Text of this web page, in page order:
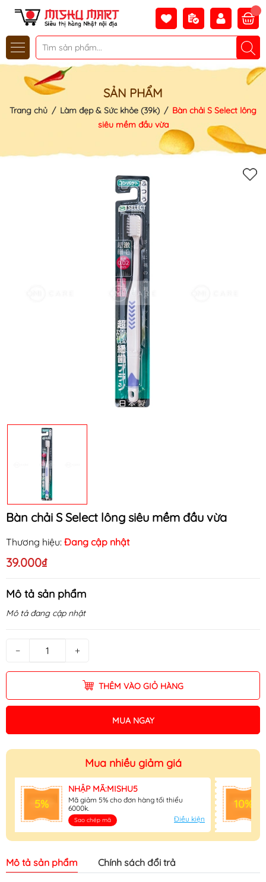
SẢN PHẨM
Trang chủ / Làm đẹp & Sức khỏe (39k) / Bàn chải S Select lông
siêu mềm đầu vừa
Bàn chải S Select lông siêu mềm đầu vừa
Thương hiệu: Đang cập nhật
39.000₫
Mô tả sản phẩm
Mô tả đang cập nhật
− +
THÊM VÀO GIỎ HÀNG
MUA NGAY
Mua nhiều giảm giá
5%
NHẬP MÃ:MISHU5
Mã giảm 5% cho đơn hàng tối thiểu
6000k.
Sao chép mã Điều kiện
10%
Mô tả sản phẩm Chính sách đổi trả